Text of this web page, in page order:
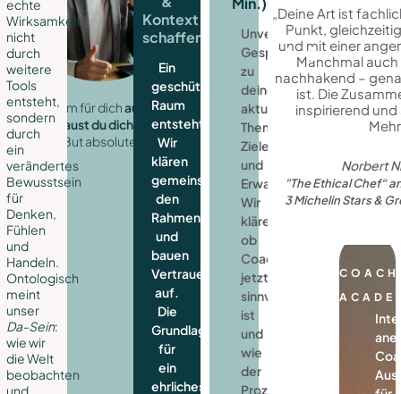
echte
Wirksamkeit
nicht
durch
weitere
Tools
entsteht,
sondern
durch
ein
verändertes
Bewusstsein
für
Denken,
Fühlen
und
Handeln.
Ontologisch
meint
unser
Da-Sein:
wie wir
die Welt
beobachten
und
Raum für dichauch dort, wo es weh
tut.Traust du dich auch?
Not easy. But absolutely worth it.
Kontext
schaffen
Ein
geschützter
Raum
entsteht.
Wir
klären
gemeinsam
den
Rahmen
und
bauen
Vertrauen
auf.
Die
Grundlage
für
ein
ehrliches,
Unverbindliches
Gespräch
zu
deinen
aktuellen
Themen,
Zielen
und
Erwartungen.
Wir
klären,
ob
Coaching
jetzt
sinnvoll
ist
und
wie
der
Prozess
„Deine Art ist
Punkt,
und mit einer
Manchmal
nachhakend –
ist. Die
inspirierend
Norbert
"The Ethical Chef“
3 Michelin Stars &
für
und
Teams
und